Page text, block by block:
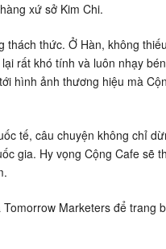
xứ sở Kim Chi.
thức. Ở Hàn, không
rất khó tính và luôn nhạy
hình ảnh thương hiệu mà
tế, câu chuyện không chỉ
gia. Hy vọng Cộng Cafe sẽ
Tomorrow Marketers để trang